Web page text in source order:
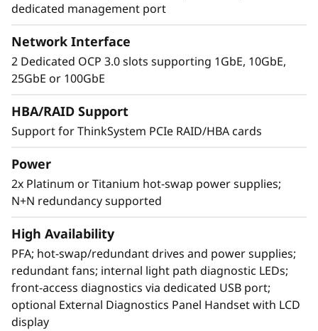
Alto rendimiento en formato 2U
El Lenovo ThinkSystem SR850 V3 admite 128
ofrece un 50 % más de ancho de banda* con la
memoria DDR5 más reciente. La nueva
botella desde las ranuras de ampliación hasta
las unidades NVMe. El SR850 V3 añade una
ranura OCP 3.0 adicional y cinco ranuras PCIe
GPU de nivel empresarial, 24 unidades NVMe
de conexión directa, puedes dotar a tu
organización de tecnologías que generan un
rendimiento excepcional y de los recursos
necesarios para cargas de trabajo de nivel
dedicated management port
Network Interface
2 Dedicated OCP 3.0 slots supporting 1GbE, 10GbE,
25GbE or 100GbE
HBA/RAID Support
Support for ThinkSystem PCIe RAID/HBA cards
Power
2x Platinum or Titanium hot-swap power supplies;
N+N redundancy supported
High Availability
PFA; hot-swap/redundant drives and power supplies;
redundant fans; internal light path diagnostic LEDs;
front-access diagnostics via dedicated USB port;
optional External Diagnostics Panel Handset with LCD
display